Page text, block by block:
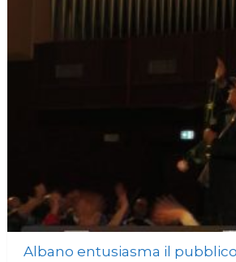
Albano entusiasma il